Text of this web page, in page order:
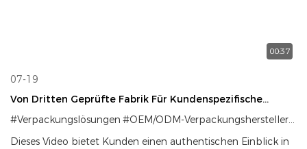
00:37
07-19
Von Dritten Geprüfte Fabrik Für Kundenspezifische
Verpackungslösungen Für Markenverpackungen
#Verpackungslösungen #OEM/ODM-Verpackungshersteller
Dieses Video bietet Kunden einen authentischen Einblick in